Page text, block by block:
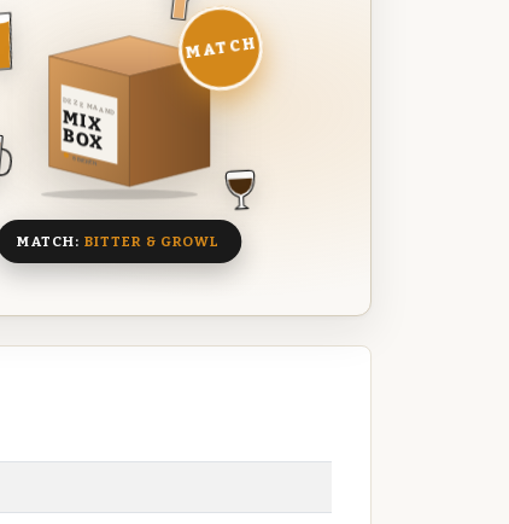
DEZE MAAND
MIX
BOX
8 BIEREN
MATCH
MATCH: BITTER & GROWL